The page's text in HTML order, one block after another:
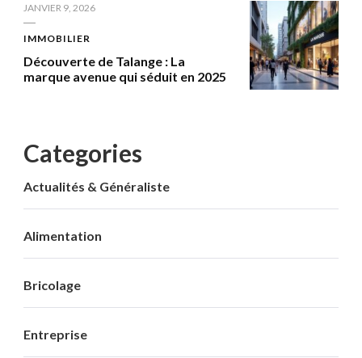
JANVIER 9, 2026
IMMOBILIER
Découverte de Talange : La
marque avenue qui séduit en 2025
Categories
Actualités & Généraliste
Alimentation
Bricolage
Entreprise